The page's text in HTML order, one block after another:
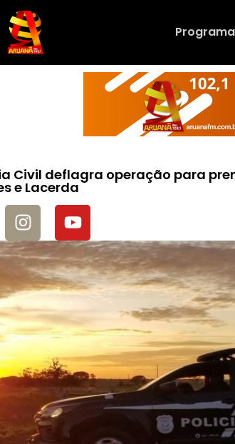
Civil deflagra operação para
e Lacerda